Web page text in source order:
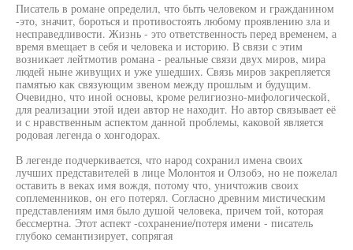
Писатель в романе определил, что быть человеком и гражданином
-это, значит, бороться и противостоять любому проявлению зла и
несправедливости. Жизнь - это ответственность перед временем, а
время вмещает в себя и человека и историю. В связи с этим
возникает лейтмотив романа - реальные связи двух миров, мира
людей ныне живущих и уже ушедших. Связь миров закрепляется
памятью как связующим звеном между прошлым и будущим.
Очевидно, что иной основы, кроме религиозно-мифологической,
для реализации этой идеи автор не находит. Но автор связывает её
и с нравственным аспектом данной проблемы, каковой является
родовая легенда о хонгодорах.
В легенде подчеркивается, что народ сохранил имена своих
лучших представителей в лице Молонтоя и Олзобэ, но не пожелал
оставить в веках имя вождя, потому что, уничтожив своих
соплеменников, он его потерял. Согласно древним мистическим
представлениям имя было душой человека, причем той, которая
бессмертна. Этот аспект -сохранение/потеря имени - писатель
глубоко семантизирует, сопрягая